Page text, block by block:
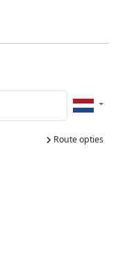
Route opties